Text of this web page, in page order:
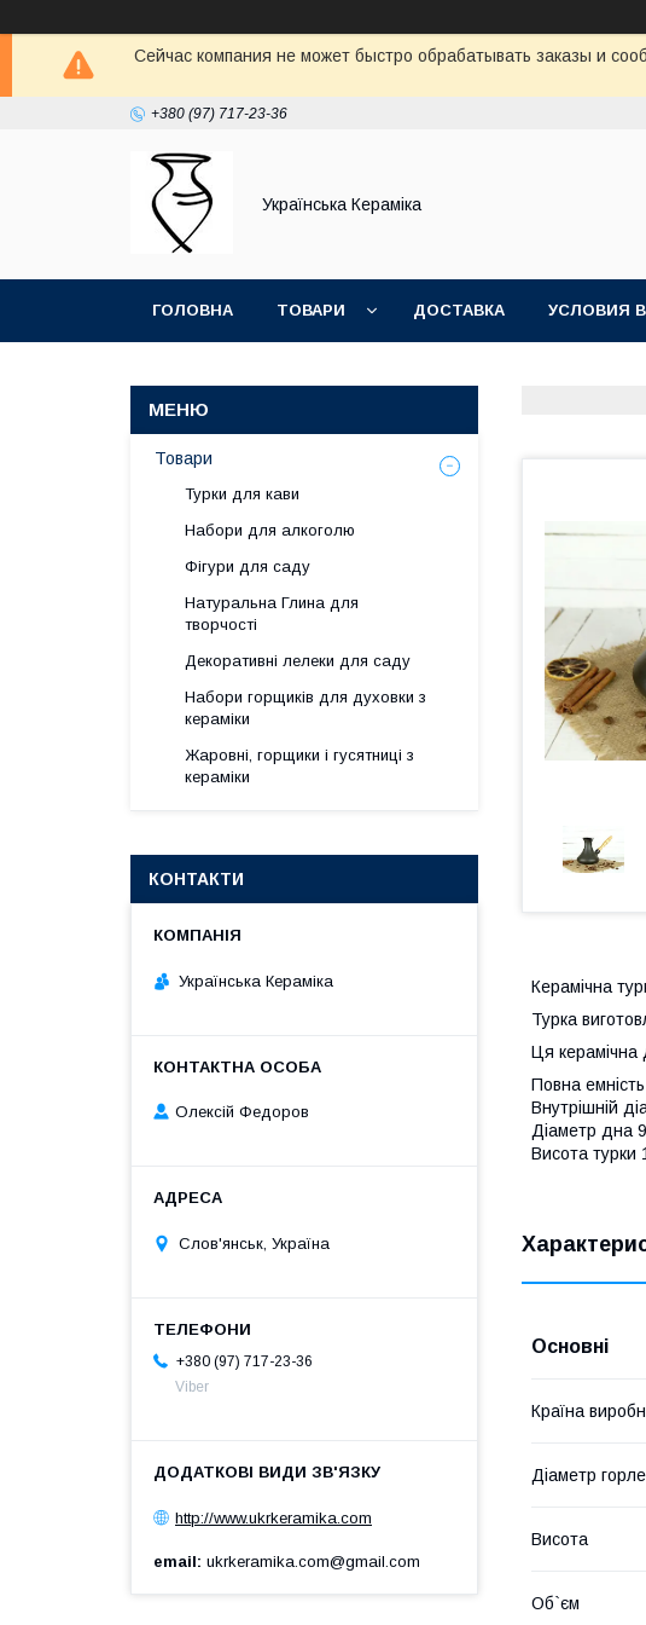
Сейчас компания не может быстро обрабатывать заказы и
+380 (97) 717-23-36
Українська Кераміка
ГОЛОВНА ТОВАРИ ДОСТАВКА УСЛОВИЯ
Керамічна
Турка
Ця керамічна
Повна
Внутрішній
Діаметр дна
Висота турки
Основні
Країна
Діаметр
Висота
Об`єм
Товари
Турки для кави
Набори для алкоголю
Фігури для саду
Натуральна Глина для
творчості
Декоративні лелеки для саду
Набори горщиків для духовки з
кераміки
Жаровні, горщики і гусятниці з
кераміки
КОНТАКТИ
Українська Кераміка
Олексій Федоров
Слов'янськ, Україна
+380 (97) 717-23-36
Viber
http://www.ukrkeramika.com
email ukrkeramika.com@gmail.com